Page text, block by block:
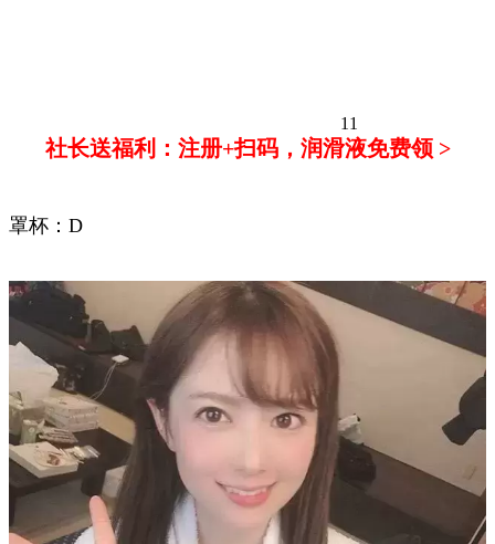
11
社长送福利：注册+扫码，润滑液免费领 >
罩杯：D